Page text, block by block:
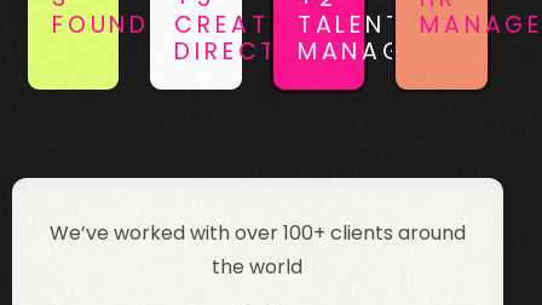
FOUNDERSCREATIVE
DIRECTOR
TALENT
MANAGER
We’ve worked with over 100+ clients around
the world